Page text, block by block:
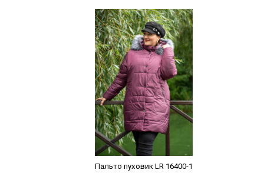
Наклейки Варіант з %
Пальто пуховик LR 16400-1